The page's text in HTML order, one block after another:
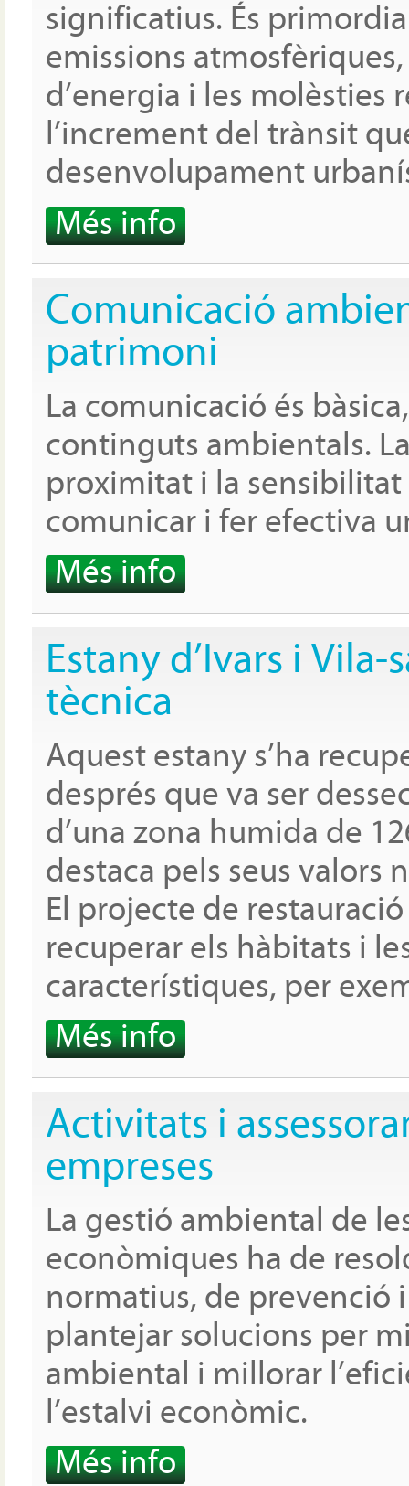
significatius. És
emissions
d’energia i les molèsties
l’increment del trànsit
desenvolupament
Més info
Comunicació
patrimoni
La comunicació és
continguts ambientals.
proximitat i la sensibilitat
comunicar i fer efectiva
Més info
Estany d’Ivars i
tècnica
Aquest estany s’ha
després que va ser
d’una zona humida de
destaca pels seus valors
El projecte de
recuperar els hàbitats i
característiques, per
Més info
Activitats i
empreses
La gestió ambiental de
econòmiques ha de
normatius, de prevenció
plantejar solucions per
ambiental i millorar
l’estalvi econòmic.
Més info